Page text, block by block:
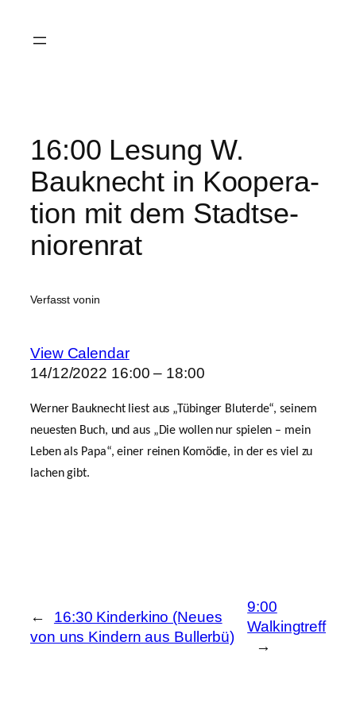
Inhalt
16:00 Lesung W.
Bauknecht in Koopera-
tion mit dem Stadtse-
niorenrat
Verfasst vonin
View Calendar
14/12/2022 16:00 – 18:00
Werner Bauknecht liest aus „Tübinger Bluterde“, seinem
neuesten Buch, und aus „Die wollen nur spielen – mein
Leben als Papa“, einer reinen Komödie, in der es viel zu
lachen gibt.
←
16:30 Kinderkino (Neues
von uns Kindern aus Bullerbü)
9:00
Walkingtreff
→